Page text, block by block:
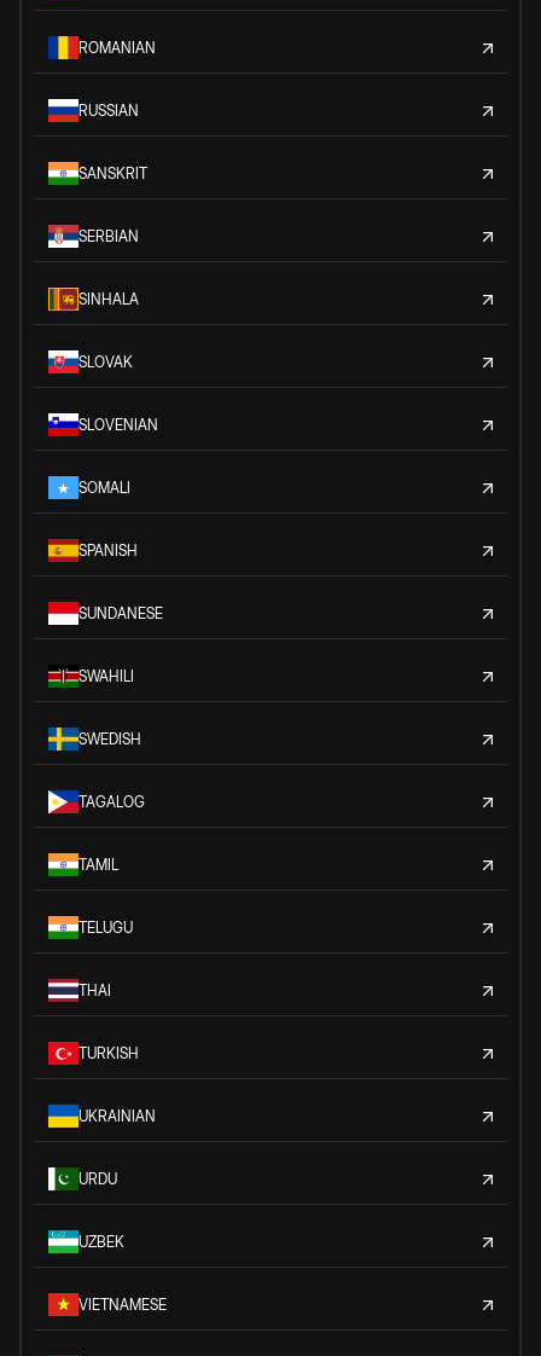
ROMANIAN
RUSSIAN
SANSKRIT
SERBIAN
SINHALA
SLOVAK
SLOVENIAN
SOMALI
SPANISH
SUNDANESE
SWAHILI
SWEDISH
TAGALOG
TAMIL
TELUGU
THAI
TURKISH
UKRAINIAN
URDU
UZBEK
VIETNAMESE